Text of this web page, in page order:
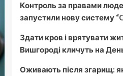
Контроль за правами
запустили нову систему
Здати кров і врятувати
Вишгороді кличуть на
Оживають після згарищ: